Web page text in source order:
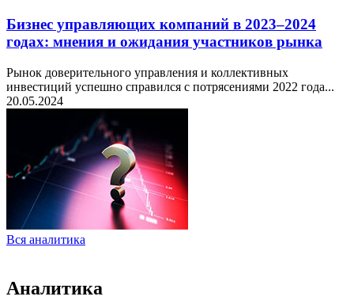
Бизнес управляющих компаний в 2023–2024
годах: мнения и ожидания участников рынка
Рынок доверительного управления и коллективных
инвестиций успешно справился с потрясениями 2022 года...
20.05.2024
Вся аналитика
Аналитика